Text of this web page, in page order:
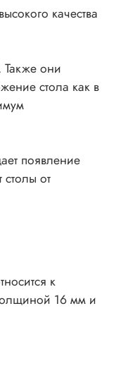
качества
Также они
стола как в
появление
от
к
16 мм и